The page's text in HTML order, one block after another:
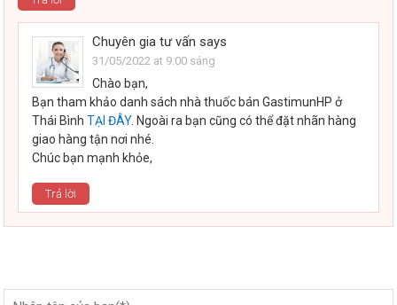
Chuyên gia tư vấn says
31/05/2022 at 9:00 sáng
Chào bạn,
Bạn tham khảo danh sách nhà thuốc bán GastimunHP ở
Thái BìnhTẠI ĐÂY. Ngoài ra bạn cũng có thể đặt nhãn hàng
giao hàng tận nơi nhé.
Chúc bạn mạnh khỏe,
Trả lời